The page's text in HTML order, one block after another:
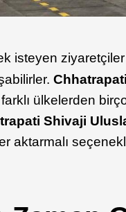
isteyen
ülkelerden
Shivaji
aktarmalı